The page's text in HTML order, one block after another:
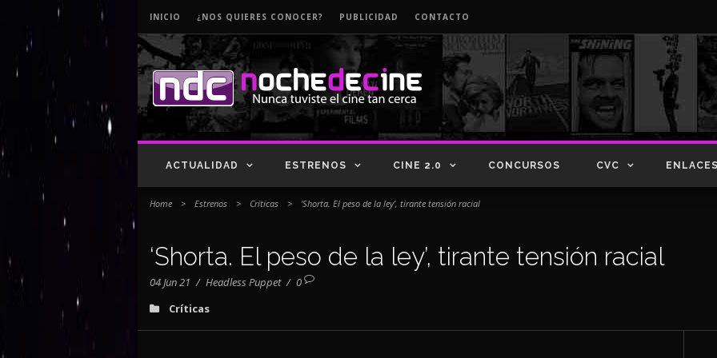
INICIO ¿NOS QUIERES CONOCER? PUBLICIDAD CONTACTO
ACTUALIDAD ESTRENOS CINE 2.0 CONCURSOS CVC
Home > Estrenos > Críticas > ‘Shorta. El peso de la ley’, tirante tensión racial
‘Shorta. El peso de la ley’, tirante tensión racial
04 Jun 21 / Headless Puppet / 0
Críticas